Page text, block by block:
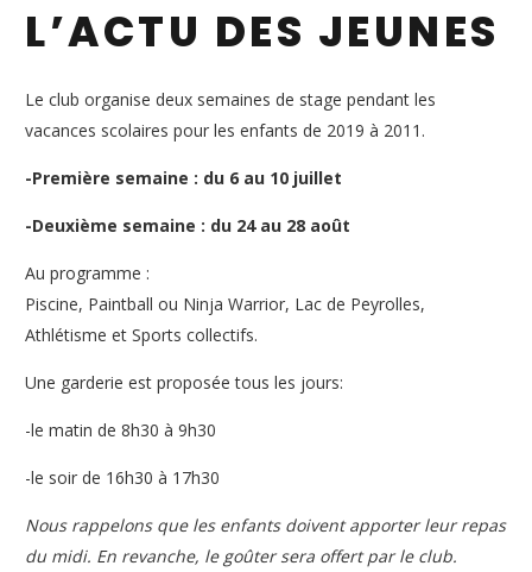
L’ACTU DES JEUNES
Le club organise deux semaines de stage pendant les
vacances scolaires pour les enfants de 2019 à 2011.
-Première semaine : du 6 au 10 juillet
-Deuxième semaine : du 24 au 28 août
Au programme :
Piscine, Paintball ou Ninja Warrior, Lac de Peyrolles,
Athlétisme et Sports collectifs.
Une garderie est proposée tous les jours:
-le matin de 8h30 à 9h30
-le soir de 16h30 à 17h30
Nous rappelons que les enfants doivent apporter leur repas
du midi. En revanche, le goûter sera offert par le club.